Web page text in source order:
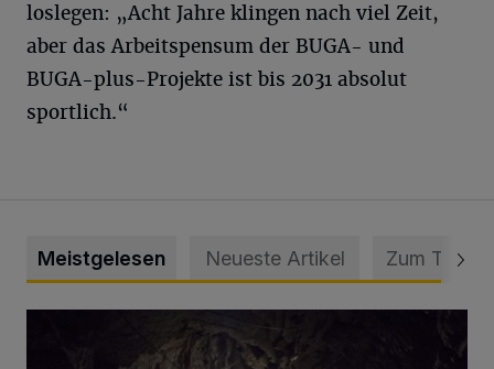
loslegen: „Acht Jahre klingen nach viel Zeit,
aber das Arbeitspensum der BUGA- und
BUGA-plus-Projekte ist bis 2031 absolut
sportlich.“
Meistgelesen Neueste Artikel Zum Thema